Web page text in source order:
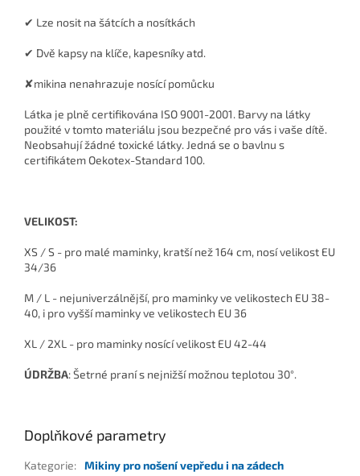
✔ Lze nosit na šátcích a nosítkách
✔ Dvě kapsy na klíče, kapesníky atd.
✘mikina nenahrazuje nosící pomůcku
Látka je plně certifikována ISO 9001-2001. Barvy na látky
použité v tomto materiálu jsou bezpečné pro vás i vaše dítě.
Neobsahují žádné toxické látky. Jedná se o bavlnu s
certifikátem Oekotex-Standard 100.
VELIKOST:
XS / S - pro malé maminky, kratší než 164 cm, nosí velikost EU
34/36
M / L - nejuniverzálnější, pro maminky ve velikostech EU 38-
40, i pro vyšší maminky ve velikostech EU 36
XL / 2XL - pro maminky nosící velikost EU 42-44
ÚDRŽBA: Šetrné praní s nejnižší možnou teplotou 30°.
Doplňkové parametry
Kategorie: Mikiny pro nošení vepředu i na zádech